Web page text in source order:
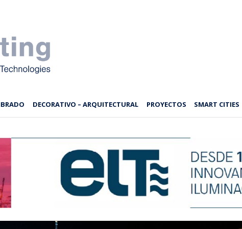
DECORATIVO – ARQUITECTURAL PROYECTOS SMART CITIES